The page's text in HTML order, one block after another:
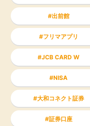
出前館
フリマアプリ
JCB CARD W
NISA
大和コネクト証券
証券口座